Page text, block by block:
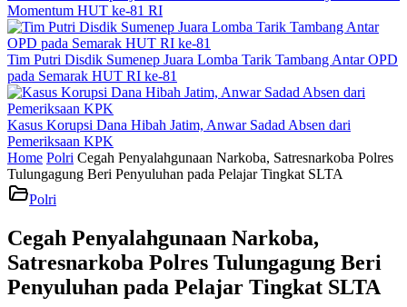
Momentum HUT ke-81 RI
Tim Putri Disdik Sumenep Juara Lomba Tarik Tambang Antar OPD
pada Semarak HUT RI ke-81
Kasus Korupsi Dana Hibah Jatim, Anwar Sadad Absen dari
Pemeriksaan KPK
Home Polri Cegah Penyalahgunaan Narkoba, Satresnarkoba Polres
Tulungagung Beri Penyuluhan pada Pelajar Tingkat SLTA
Polri
Cegah Penyalahgunaan Narkoba,
Satresnarkoba Polres Tulungagung Beri
Penyuluhan pada Pelajar Tingkat SLTA